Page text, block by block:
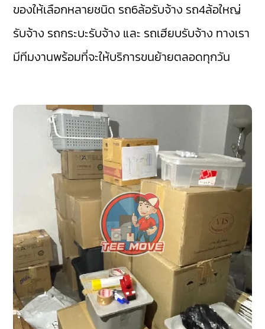
ของให้เลือกหลายชนิด รถ6ล้อรับจ้าง รถ4ล้อใหญ่
รับจ้าง รถกระบะรับจ้าง และ รถเฮียบรับจ้าง ทางเรา
มีทีมงานพร้อมที่จะให้บริการขนย้ายตลอดทุกวัน